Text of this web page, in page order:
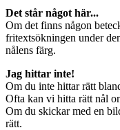
Det står något här...
Om det finns någon
fritextsökningen under
nålens färg.
Jag hittar inte!
Om du inte hittar rätt
Ofta kan vi hitta rätt nål
Om du skickar med en
rätt.